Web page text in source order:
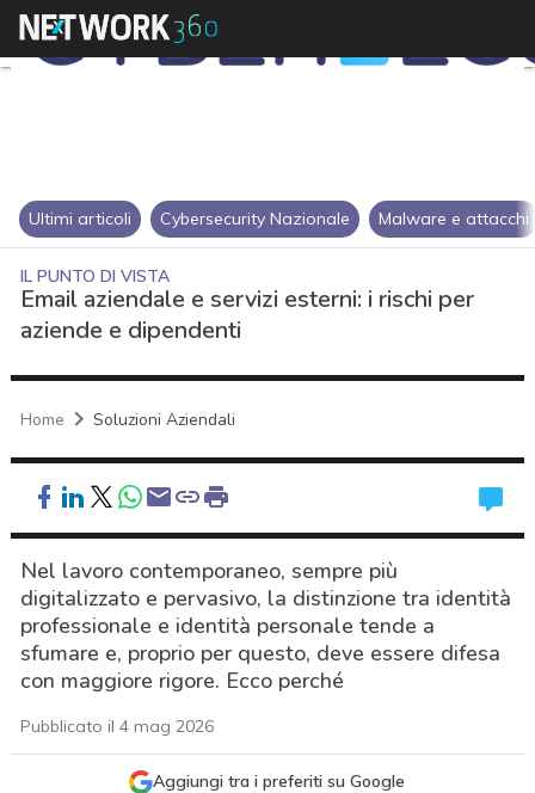
Ultimi articoli Cybersecurity Nazionale Malware e attacchi
IL PUNTO DI VISTA
Email aziendale e servizi esterni: i rischi per
aziende e dipendenti
Home Soluzioni Aziendali
Nel lavoro contemporaneo, sempre più
digitalizzato e pervasivo, la distinzione tra identità
professionale e identità personale tende a
sfumare e, proprio per questo, deve essere difesa
con maggiore rigore. Ecco perché
Pubblicato il 4 mag 2026
Aggiungi tra i preferiti su Google